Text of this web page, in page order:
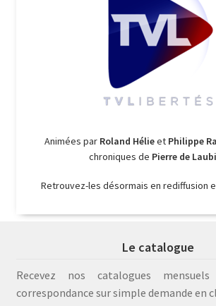
Animées par Roland Hélieet Philippe
chroniques de Pierre de
Retrouvez-les désormais en rediffusion
Le catalogue
Recevez nos catalogues
correspondance sur simple demande en